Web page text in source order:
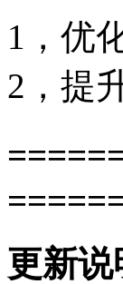
1，优
2，提
更新说